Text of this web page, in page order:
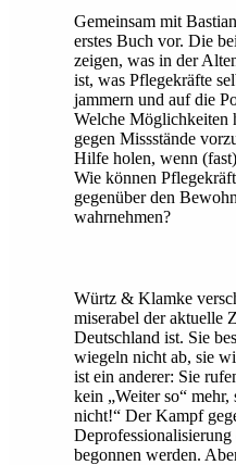
Gemeinsam mit
erstes Buch vor. Die
zeigen, was in der
ist, was Pflegekräfte
jammern und auf die
Welche Möglichkeiten
gegen Missstände
Hilfe holen, wenn
Wie können
gegenüber den
wahrnehmen?
Würtz & Klamke
miserabel der aktuelle
Deutschland ist. Sie
wiegeln nicht ab, sie
ist ein anderer: Sie
kein „Weiter so“
nicht!“ Der Kampf
begonnen werden.